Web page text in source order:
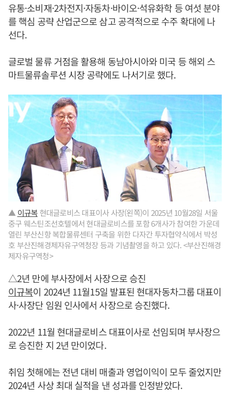
유통·소비재·2차전지·자동차·바이오·석유화학 등 여섯 분야
를 핵심 공략 산업군으로 삼고 공격적으로 수주 확대에 나
선다.
글로벌 물류 거점을 활용해 동남아시아와 미국 등 해외 스
마트물류솔루션 시장 공략에도 나서기로 했다.
▲ 이규복 현대글로비스 대표이사 사장(왼쪽)이 2025년 10월28일 서울
중구 웨스틴조선호텔에서 현대글로비스를 포함 6개사가 참여한 가운데
열린 부산신항 복합물류센터 구축을 위한 다자간 투자협약식에서 박성
호 부산진해경제자유구역청장 등과 기념촬영을 하고 있다. <부산진해경
제자유구역청>
△2년 만에 부사장에서 사장으로 승진
이규복이 2024년 11월15일 발표된 현대자동차그룹 대표이
사·사장단 임원 인사에서 사장으로 승진했다.
2022년 11월 현대글로비스 대표이사로 선임되며 부사장으
로 승진한 지 2년 만이었다.
취임 첫해에는 전년 대비 매출과 영업이익이 모두 줄었지만
2024년 사상 최대 실적을 낸 성과를 인정받았다.